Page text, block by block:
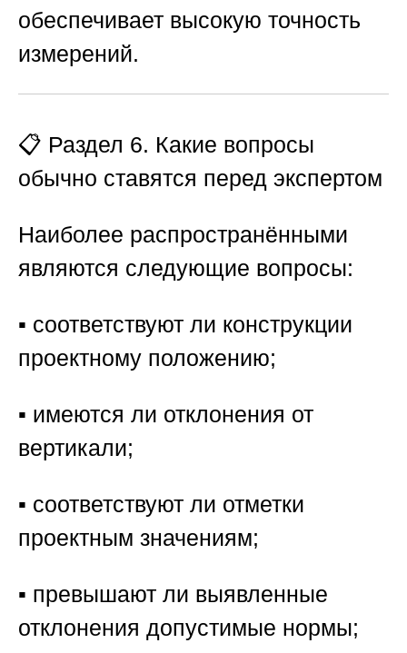
обеспечивает высокую точность
измерений.
📋 Раздел 6. Какие вопросы
обычно ставятся перед экспертом
Наиболее распространёнными
являются следующие вопросы:
▪️ соответствуют ли конструкции
проектному положению;
▪️ имеются ли отклонения от
вертикали;
▪️ соответствуют ли отметки
проектным значениям;
▪️ превышают ли выявленные
отклонения допустимые нормы;